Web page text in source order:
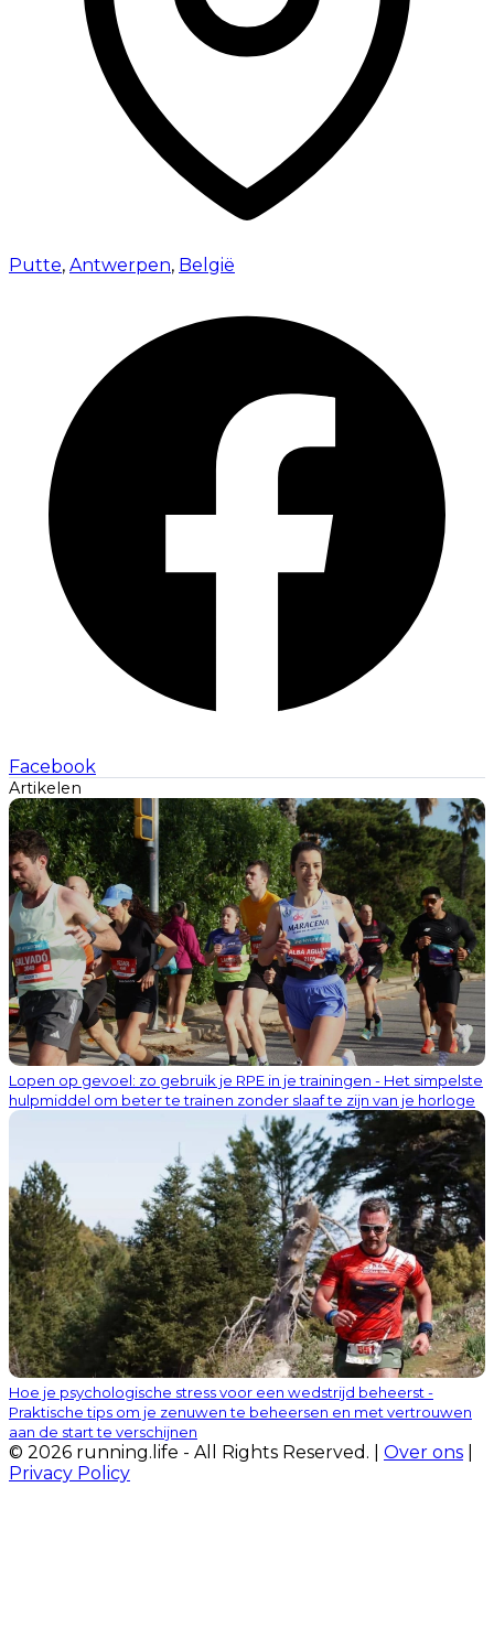
Putte, Antwerpen, België
Facebook
Artikelen
Lopen op gevoel: zo gebruik je RPE in je trainingen - Het simpelste
hulpmiddel om beter te trainen zonder slaaf te zijn van je horloge
Hoe je psychologische stress voor een wedstrijd beheerst -
Praktische tips om je zenuwen te beheersen en met vertrouwen
aan de start te verschijnen
© 2026 running.life - All Rights Reserved. | Over ons
Privacy Policy